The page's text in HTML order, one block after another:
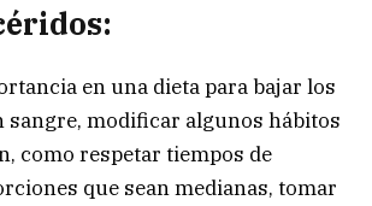
en una dieta para bajar los
modificar algunos hábitos
como respetar tiempos de
que sean medianas, tomar